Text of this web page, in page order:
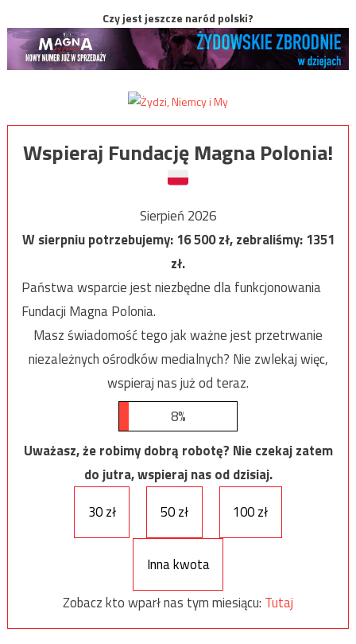
Czy jest jeszcze naród polski?
Wspieraj Fundację Magna Polonia!
Sierpień 2026
W sierpniu potrzebujemy:16 500zł, zebraliśmy:1351
zł.
Państwa wsparcie jest niezbędne dla funkcjonowania
Fundacji Magna Polonia.
Masz świadomość tego jak ważne jest przetrwanie
niezależnych ośrodków medialnych? Nie zwlekaj więc,
wspieraj nas już od teraz.
8%
Uważasz, że robimy dobrą robotę? Nie czekaj zatem
do jutra, wspieraj nas od dzisiaj.
30 zł
50 zł 100 zł
Inna kwota
Zobacz kto wparł nas tym miesiącu: Tutaj